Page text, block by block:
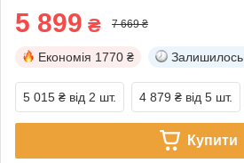
5 899 ₴ 7 669 ₴
Економія 1770 ₴ Залишилось
5 015 ₴ від 2 шт. 4 879 ₴ від 5 шт.
Купити